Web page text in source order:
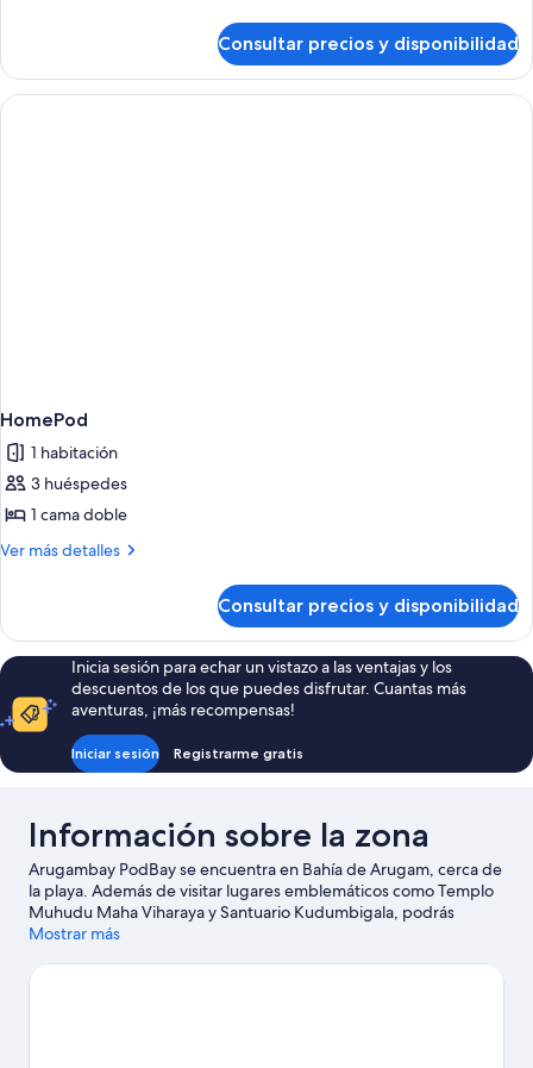
4
Consultar precios y disponibilidad
HomePod
1 habitación
3 huéspedes
1 cama doble
Ver más detalles
Más
Consultar precios y disponibilidad
Inicia sesión para echar un vistazo a las ventajas y los
descuentos de los que puedes disfrutar. Cuantas más
aventuras, ¡más recompensas!
Iniciar sesión Registrarme gratis
Información sobre la zona
Arugambay PodBay se encuentra en Bahía de Arugam, cerca de
la playa. Además de visitar lugares emblemáticos como Templo
Muhudu Maha Viharaya y Santuario Kudumbigala, podrás
apreciar la belleza natural de Playa de la bahía de Arugam o
realizando un sinfín de actividades (por ejemplo, pesca), pero
Mostrar más